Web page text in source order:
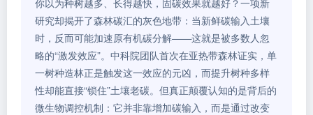
研究却揭开了森林碳汇的灰色地带：当新鲜碳输入土壤
时，反而可能加速原有机碳分解——这就是被多数人忽
略的“激发效应”。中科院团队首次在亚热带森林证实，单
一树种造林正是触发这一效应的元凶，而提升树种多样
性却能直接“锁住”土壤老碳。但真正颠覆认知的是背后的
微生物调控机制：它并非靠增加碳输入，而是通过改变